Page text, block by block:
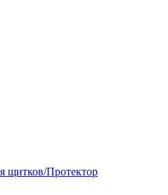
щитков/Протектор